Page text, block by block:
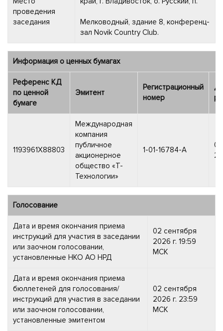
проведения
заседания
Мелководный, здание 8, конференц-
зал Novik Country Club.
Информация о ценных бумагах
Референс КД
по ценной
бумаге
Эмитент
Регистрационный
номер
1193961X88803
Международная
компания
публичное
акционерное
общество «Т-
Технологии»
1-01-16784-A
Голосование
Дата и время окончания приема
инструкций для участия в заседании
или заочном голосовании,
установленные НКО АО НРД
02 сентября
2026 г. 19:59
МСК
Дата и время окончания приема
бюллетеней для голосования/
инструкций для участия в заседании
или заочном голосовании,
установленные эмитентом
02 сентября
2026 г. 23:59
МСК